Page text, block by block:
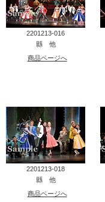
2201213-016
縣 他
商品ページへ
2201213-018
縣 他
商品ページへ